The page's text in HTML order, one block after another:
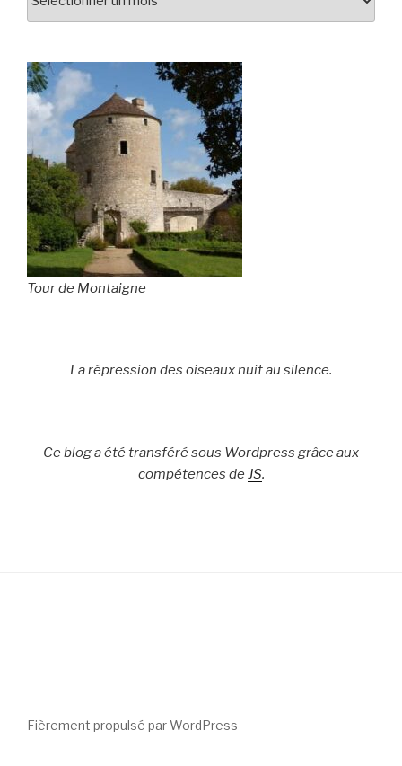
Tour de Montaigne
La répression des oiseaux nuit au silence.
Ce blog a été transféré sous Wordpress grâce aux
compétences de JS.
Fièrement propulsé par WordPress